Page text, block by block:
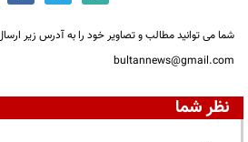
شما می توانید مطالب و تصاویر خود را به آدرس زیر
bultannews@gmail.com
نظر شما